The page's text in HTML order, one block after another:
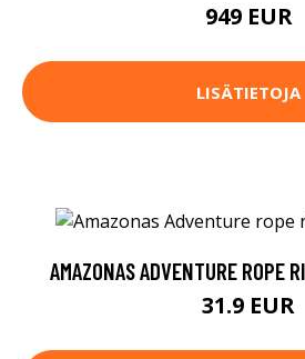
949 EUR
LISÄTIETOJA
AMAZONAS ADVENTURE ROPE
31.9 EUR